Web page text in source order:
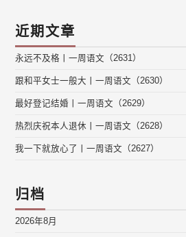
近期文章
永远不及格丨一周语文（2631）
跟和平女士一般大丨一周语文（2630）
最好登记结婚丨一周语文（2629）
热烈庆祝本人退休丨一周语文（2628）
我一下就放心了丨一周语文（2627）
归档
2026年8月